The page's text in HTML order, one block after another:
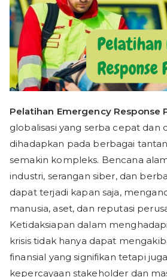
Pelatihan Emergency Response
globalisasi yang serba cepat dan
dihadapkan pada berbagai
semakin kompleks. Bencana
industri, serangan siber, dan
dapat terjadi kapan saja,
manusia, aset, dan reputasi
Ketidaksiapan dalam
krisis tidak hanya dapat
finansial yang signifikan tetapi
kepercayaan stakeholder dan